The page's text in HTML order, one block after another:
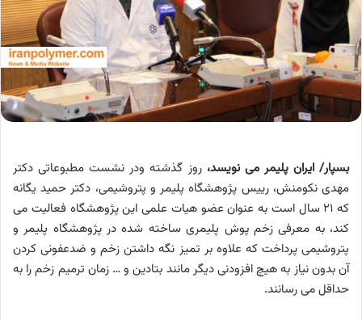
بسپار/ ایران پلیمر می نویسد، روز گذشته ودر نشست مطبوعاتی دکتر
مهدی نکومنش، رییس پژوهشگاه پلیمر و پتروشیمی، دکتر حمید یگانه
که ۲۱ سال است به عنوان عضو هیات علمی این پژوهشگاه فعالیت می
کند، به معرفی زخم پوش پلیمری ساخته شده در پژوهشگاه پلیمر و
پتروشیمی پرداخت که علاوه بر تمیز نگه داشتن زخم‌ و ضدعفونی کردن
آن بدون نیاز به هیچ افزودنی دیگر‌ مانند بتادین و … زمان ترمیم زخم را به
حداقل می رسانند.